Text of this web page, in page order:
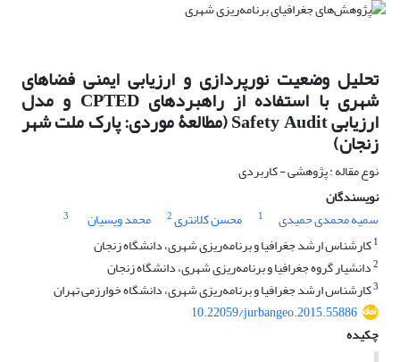
تحلیل وضعیت نورپردازی و ارزیابی ایمنی فضاهای
شهری با استفاده از راهبردهای CPTED و مدل
ارزیابی Safety Audit (مطالعۀ موردی: پارک ملت شهر
زنجان)
نوع مقاله : پژوهشی - کاربردی
نویسندگان
سمیه محمدی حمیدی
1 محسن کلانتری2 محمد ویسیان
3
1کارشناس ارشد جغرافیا و برنامه‌ریزی شهری، دانشگاه زنجان
2دانشیار گروه جغرافیا و برنامه‌ریزی شهری، دانشگاه زنجان
3کارشناس ارشد جغرافیا و برنامه‌ریزی شهری، دانشگاه خوارزمی تهران
10.22059/jurbangeo.2015.55886
چکیده